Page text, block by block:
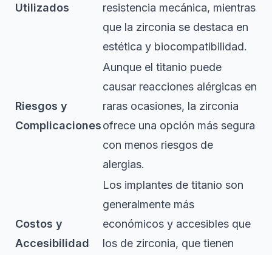
Utilizados
resistencia mecánica, mientras
que la zirconia se destaca en
estética y biocompatibilidad.
Riesgos y
Complicaciones
Aunque el titanio puede
causar reacciones alérgicas en
raras ocasiones, la zirconia
ofrece una opción más segura
con menos riesgos de
alergias.
Costos y
Accesibilidad
Los implantes de titanio son
generalmente más
económicos y accesibles que
los de zirconia, que tienen